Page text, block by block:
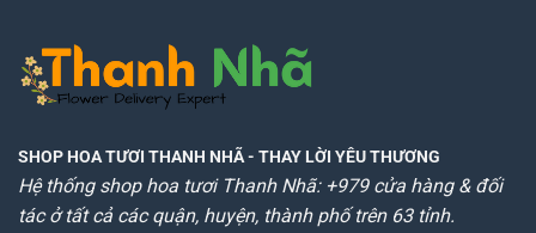
SHOP HOA TƯƠI THANH NHÃ- THAY LỜI YÊU THƯƠNG
Hệ thống shop hoa tươi Thanh Nhã: +979 cửa hàng & đối
tác ở tất cả các quận, huyện, thành phố trên 63 tỉnh.